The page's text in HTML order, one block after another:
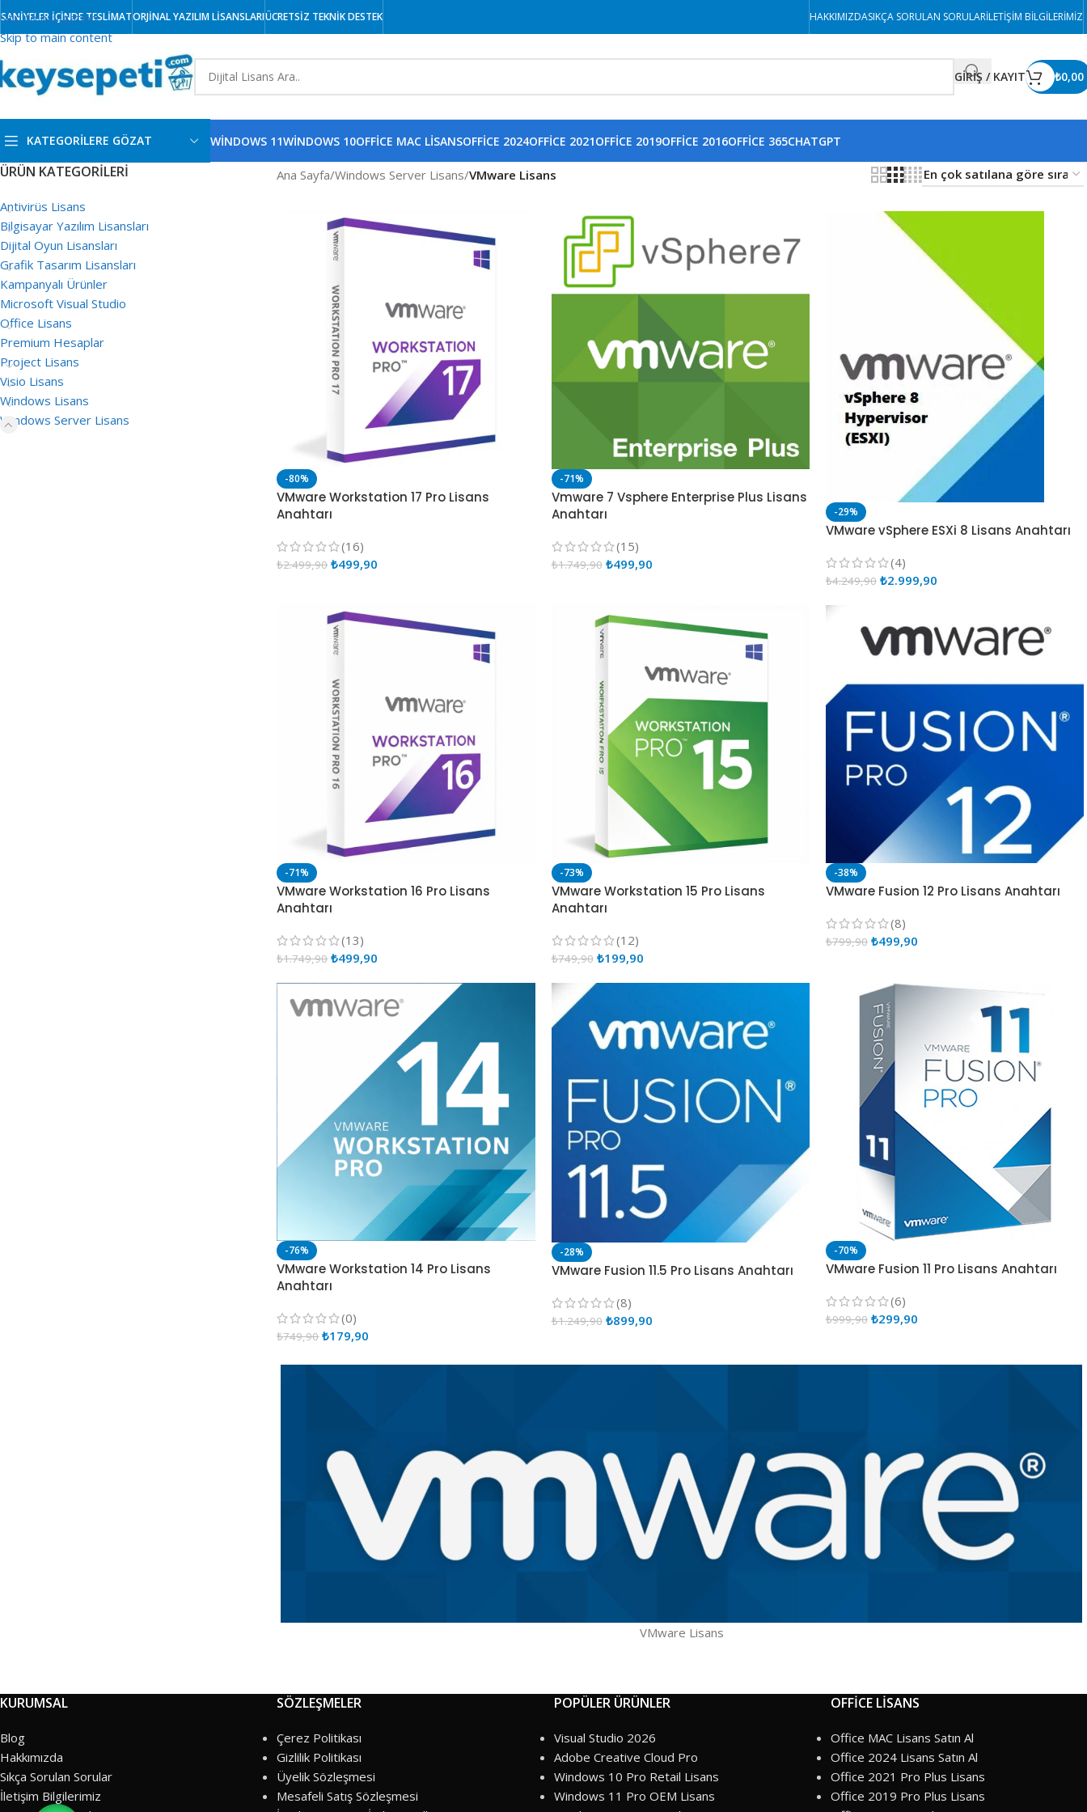
Skip to navigation
Skip to main content
SANİYELER İÇİNDE TESLİMATORJİNAL YAZILIM LİSANSLARIÜCRETSİZ TEKNİK DESTEK HAKKIMIZDASIKÇA SORULAN SORULARİLETIŞIM BILGILERIMIZ
GİRİŞ / KAYIT ₺0,00
KATEGORİLERE GÖZAT
Windows 10
Windows 8
Windows 7
WINDOWS 11WINDOWS 10OFFICE MAC LISANSOFFICE 2024OFFICE 2021OFFICE 2019OFFICE 2016OFFICE 365CHATGPT
ÜRÜN KATEGORILERI
Antivirüs Lisans
Bilgisayar Yazılım Lisansları
Dijital Oyun Lisansları
Grafik Tasarım Lisansları
Kampanyalı Ürünler
Microsoft Visual Studio
Office Lisans
Premium Hesaplar
Project Lisans
Visio Lisans
Windows Lisans
Windows Server Lisans
Ana Sayfa/Windows Server Lisans/VMware Lisans
-80%
VMware Workstation 17 Pro Lisans
Anahtarı
(16)
₺2.499,90 ₺499,90
-71%
Vmware 7 Vsphere Enterprise Plus Lisans
Anahtarı
(15)
₺1.749,90 ₺499,90
-29%
VMware vSphere ESXi 8 Lisans Anahtarı
(4)
₺4.249,90 ₺2.999,90
-71%
VMware Workstation 16 Pro Lisans
Anahtarı
(13)
₺1.749,90 ₺499,90
-73%
VMware Workstation 15 Pro Lisans
Anahtarı
(12)
₺749,90 ₺199,90
-38%
VMware Fusion 12 Pro Lisans Anahtarı
(8)
₺799,90 ₺499,90
-76%
VMware Workstation 14 Pro Lisans
Anahtarı
(0)
₺749,90 ₺179,90
-28%
VMware Fusion 11.5 Pro Lisans Anahtarı
(8)
₺1.249,90 ₺899,90
-70%
VMware Fusion 11 Pro Lisans Anahtarı
(6)
₺999,90 ₺299,90
VMware Lisans
KURUMSAL
Blog
Hakkımızda
Sıkça Sorulan Sorular
İletişim Bilgilerimiz
SÖZLEŞMELER
Çerez Politikası
Gizlilik Politikası
Üyelik Sözleşmesi
Mesafeli Satış Sözleşmesi
POPÜLER ÜRÜNLER
Visual Studio 2026
Adobe Creative Cloud Pro
Windows 10 Pro Retail Lisans
Windows 11 Pro OEM Lisans
OFFİCE LİSANS
Office MAC Lisans Satın Al
Office 2024 Lisans Satın Al
Office 2021 Pro Plus Lisans
Office 2019 Pro Plus Lisans